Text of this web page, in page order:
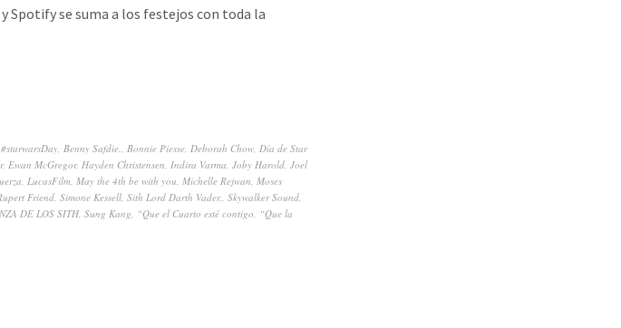
Spotify se suma a los festejos con toda la
#starwarsDay, Benny Safdie., Bonnie Piesse, Deborah Chow, Día de Star
, Ewan McGregor, Hayden Christensen, Indira Varma, Joby Harold, Joel
, LucasFilm, May the 4th be with you, Michelle Rejwan, Moses
Friend, Simone Kessell, Sith Lord Darth Vader., Skywalker Sound,
DE LOS SITH, Sung Kang, “Que el Cuarto esté contigo, “Que la